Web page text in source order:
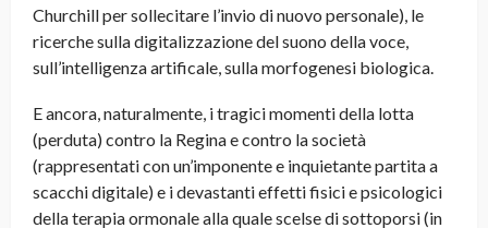
Churchill per sollecitare l’invio di nuovo personale), le
ricerche sulla digitalizzazione del suono della voce,
sull’intelligenza artificale, sulla morfogenesi biologica.
E ancora, naturalmente, i tragici momenti della lotta
(perduta) contro la Regina e contro la società
(rappresentati con un’imponente e inquietante partita a
scacchi digitale) e i devastanti effetti fisici e psicologici
della terapia ormonale alla quale scelse di sottoporsi (in